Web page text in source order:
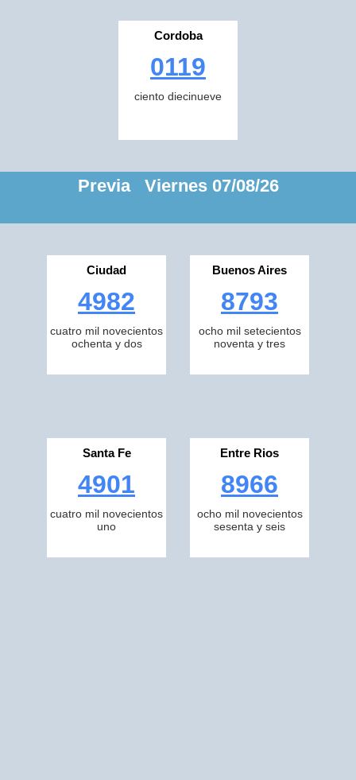
Cordoba
0119
ciento diecinueve
Previa Viernes 07/08/26
Ciudad
4982
cuatro mil novecientos
ochenta y dos
Buenos Aires
8793
ocho mil setecientos
noventa y tres
Santa Fe
4901
cuatro mil novecientos
uno
Entre Rios
8966
ocho mil novecientos
sesenta y seis